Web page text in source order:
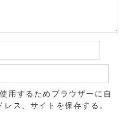
用するためブラウザーに自
ス、サイトを保存する。